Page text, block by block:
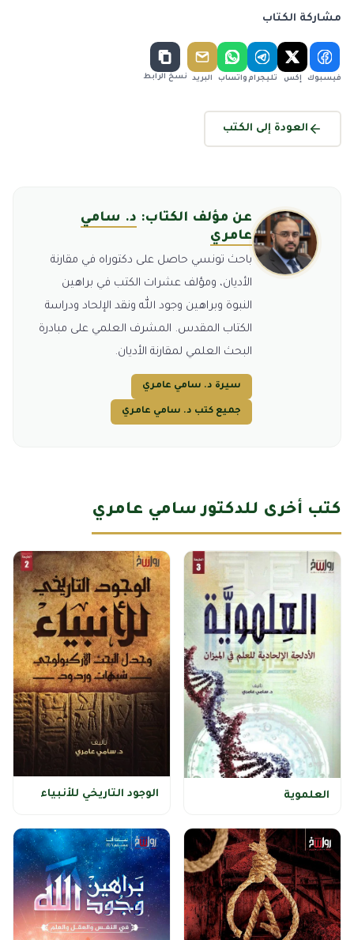
مشاركة الكتاب
فيسبوك إكس تليجرامواتساب البريد نسخ الرابط
العودة إلى الكتب
عن مؤلف الكتاب: د. سامي
عامري
باحث تونسي حاصل على دكتوراه في مقارنة
الأديان، ومؤلف عشرات الكتب في براهين
النبوة وبراهين وجود الله ونقد الإلحاد ودراسة
الكتاب المقدس. المشرف العلمي على مبادرة
البحث العلمي لمقارنة الأديان.
سيرة د. سامي عامري
جميع كتب د. سامي عامري
كتب أخرى للدكتور سامي عامري
العلموية الوجود التاريخي للأنبياء